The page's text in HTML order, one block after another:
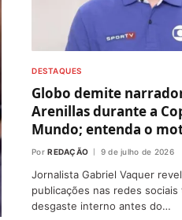
DESTAQUES
Globo demite
Arenillas durante a
Mundo; entenda o
Por REDAÇÃO 9 de julho de 2026
Jornalista Gabriel Vaquer
publicações nas redes sociais
desgaste interno antes do…